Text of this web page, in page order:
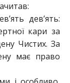
дев’ять:
кари за
Чистих. За
має право